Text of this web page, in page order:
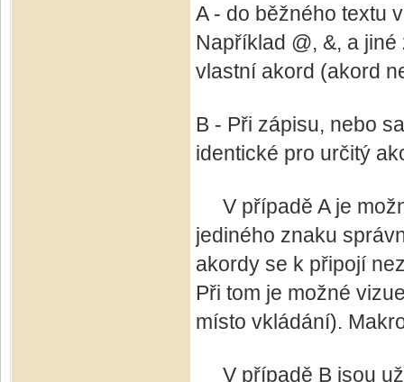
A - do běžného textu
Například @, &, a
vlastní akord (akord
B - Při zápisu, nebo
identické pro určitý
V případě A je
jediného znaku
akordy se k připojí
Při tom je možné
místo vkládání).
V případě B jsou už